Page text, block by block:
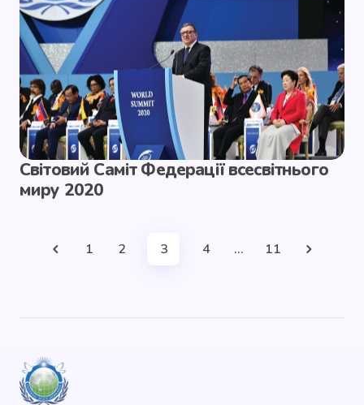
Світовий Саміт Федерації всесвітнього
миру 2020
1 2 3 4 … 11